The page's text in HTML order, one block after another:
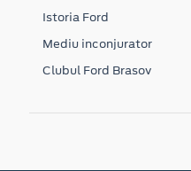
Istoria Ford
Mediu inconjurator
Clubul Ford Brasov